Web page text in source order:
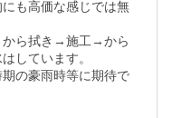
も高価な感じでは無
ら拭き→施工→から
しています。
の豪雨時等に期待で